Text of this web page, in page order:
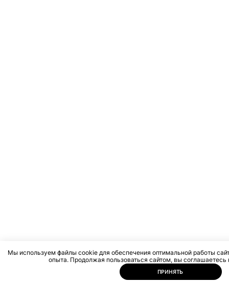
Мы используем файлы cookie для обеспечения оптимальной работы
опыта. Продолжая пользоваться сайтом, вы соглашаетесь
ПРИНЯТЬ